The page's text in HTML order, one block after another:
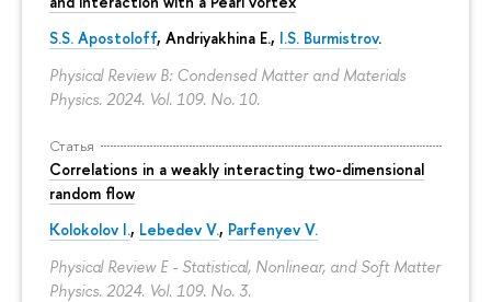
S.S. Apostoloff, Andriyakhina E., I.S. Burmistrov.
Physical Review B: Condensed Matter and Materials
Physics. 2024. Vol. 109. No. 10.
Статья
Correlations in a weakly interacting two-dimensional
random flow
Kolokolov I., Lebedev V., Parfenyev V.
Physical Review E - Statistical, Nonlinear, and Soft Matter
Physics. 2024. Vol. 109. No. 3.